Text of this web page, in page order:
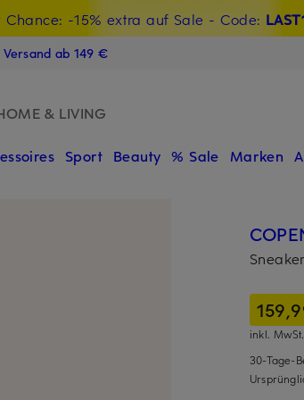
Chance: -15% extra auf Sale - Code:
Willkommensgutschein mit Beyond
ab 149 €
& LIVING
Sport Beauty % Sale Marken
inkl. MwSt.,
30-Tage-